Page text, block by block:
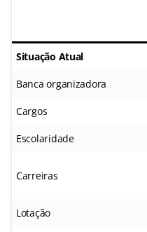
Situação Atual
Banca organizadora
Cargos
Escolaridade
Carreiras
Lotação